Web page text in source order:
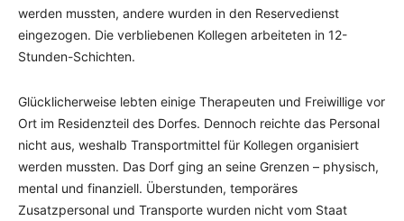
werden mussten, andere wurden in den Reservedienst
eingezogen. Die verbliebenen Kollegen arbeiteten in 12-
Stunden-Schichten.
Glücklicherweise lebten einige Therapeuten und Freiwillige vor
Ort im Residenzteil des Dorfes. Dennoch reichte das Personal
nicht aus, weshalb Transportmittel für Kollegen organisiert
werden mussten. Das Dorf ging an seine Grenzen – physisch,
mental und finanziell. Überstunden, temporäres
Zusatzpersonal und Transporte wurden nicht vom Staat